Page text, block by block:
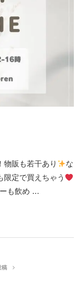
物販も若干あり
な
限定で買えちゃう
も飲め …
稿